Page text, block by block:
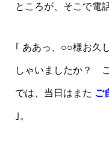
ところが、そこで電
｢ ああっ、○○様お久
しゃいましたか？
では、当日はまた ご
｣。